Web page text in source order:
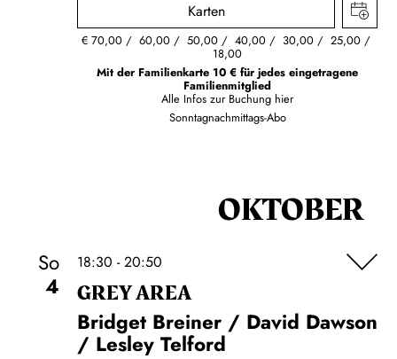
Karten
€ 70,00 60,00 50,00 40,00 30,00 25,00
18,00
Mit der Familienkarte 10 € für jedes eingetragene
Familienmitglied
Alle Infos zur Buchung hier
Sonntagnachmittags-Abo
OKTOBER
So
4
18:30 - 20:50
GREY AREA
Bridget Breiner / David Dawson
/ Lesley Telford